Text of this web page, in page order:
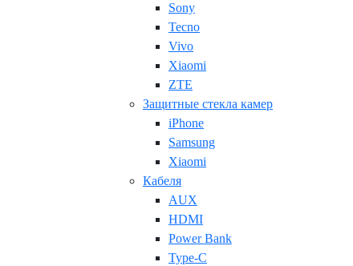
Sony
Tecno
Vivo
Xiaomi
ZTE
Защитные стекла камер
iPhone
Samsung
Xiaomi
Кабеля
AUX
HDMI
Power Bank
Type-C